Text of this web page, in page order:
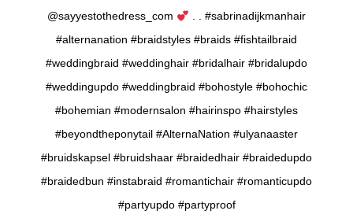
@sayyestothedress_com
. . #sabrinadijkmanhair
#alternanation #braidstyles #braids #fishtailbraid
#weddingbraid #weddinghair #bridalhair #bridalupdo
#weddingupdo #weddingbraid #bohostyle #bohochic
#bohemian #modernsalon #hairinspo #hairstyles
#beyondtheponytail #AlternaNation #ulyanaaster
#bruidskapsel #bruidshaar #braidedhair #braidedupdo
#braidedbun #instabraid #romantichair #romanticupdo
#partyupdo #partyproof